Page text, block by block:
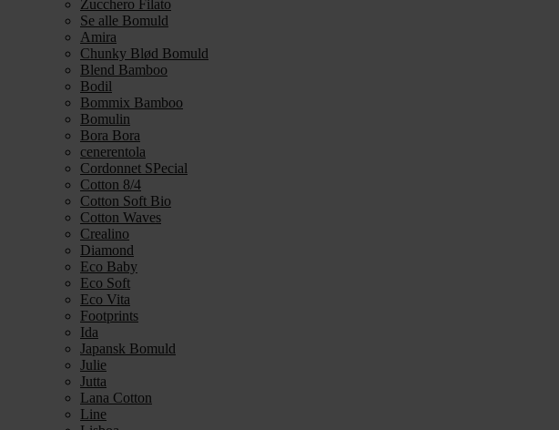
Zucchero Filato
Se alle Bomuld
Amira
Chunky Blød Bomuld
Blend Bamboo
Bodil
Bommix Bamboo
Bomulin
Bora Bora
cenerentola
Cordonnet SPecial
Cotton 8/4
Cotton Soft Bio
Cotton Waves
Crealino
Diamond
Eco Baby
Eco Soft
Eco Vita
Footprints
Ida
Japansk Bomuld
Julie
Jutta
Lana Cotton
Line